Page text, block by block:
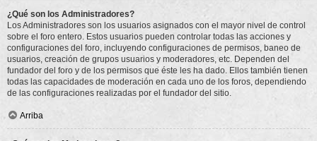
¿Qué son los Administradores?
Los Administradores son los usuarios asignados con el mayor nivel de control
sobre el foro entero. Estos usuarios pueden controlar todas las acciones y
configuraciones del foro, incluyendo configuraciones de permisos, baneo de
usuarios, creación de grupos usuarios y moderadores, etc. Dependen del
fundador del foro y de los permisos que éste les ha dado. Ellos también tienen
todas las capacidades de moderación en cada uno de los foros, dependiendo
de las configuraciones realizadas por el fundador del sitio.
Arriba